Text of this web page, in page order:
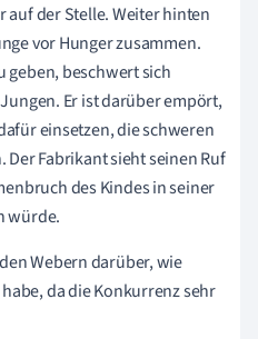
der Stelle. Weiter hinten
vor Hunger zusammen.
geben, beschwert sich
Er ist darüber empört,
einsetzen, die schweren
Fabrikant sieht seinen Ruf
des Kindes in seiner
würde.
Webern darüber, wie
da die Konkurrenz sehr